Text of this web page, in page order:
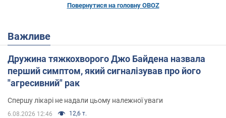
Повернутися на головну OBOZ
Важливе
Дружина тяжкохворого Джо Байдена назвала
перший симптом, який сигналізував про його
"агресивний" рак
Спершу лікарі не надали цьому належної уваги
6.08.2026 12:46 12,6 т.